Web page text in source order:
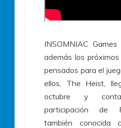
INSOMNIAC
además los próximos
pensados para el
ellos, The Heist,
octubre y
participación de
también conocida